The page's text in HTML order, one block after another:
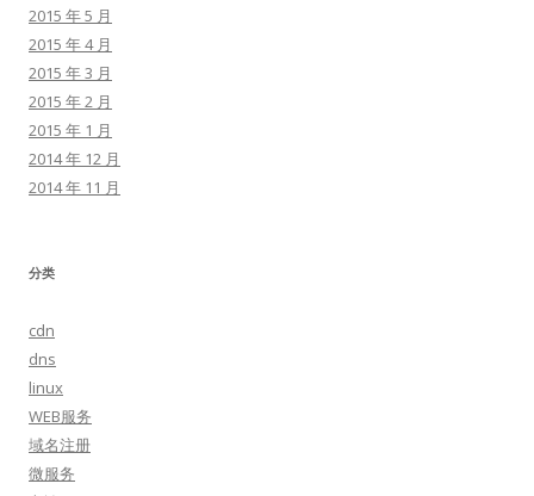
2015 年 5 月
2015 年 4 月
2015 年 3 月
2015 年 2 月
2015 年 1 月
2014 年 12 月
2014 年 11 月
分类
cdn
dns
linux
WEB服务
域名注册
微服务